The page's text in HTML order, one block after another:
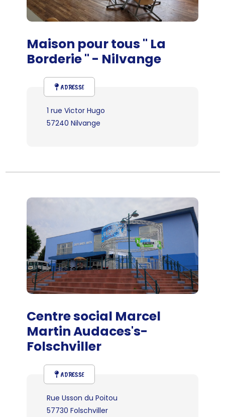
Maison pour tous " La
Borderie " - Nilvange
ADRESSE
1 rue Victor Hugo
57240 Nilvange
Centre social Marcel
Martin Audaces's-
Folschviller
ADRESSE
Rue Usson du Poitou
57730 Folschviller